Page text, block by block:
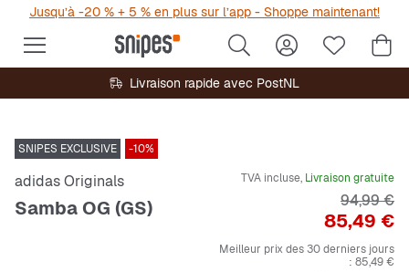
Jusqu’à -20 % + 5 % en plus sur l’app - Shoppe maintenant!
Livraison rapide avec PostNL
SNIPES EXCLUSIVE -10%
adidas Originals
Samba OG (GS)
TVA incluse, Livraison gratuite
Prix
85,49 €
Prix
94,99 €
Meilleur prix des 30 derniers jours
: 85,49 €